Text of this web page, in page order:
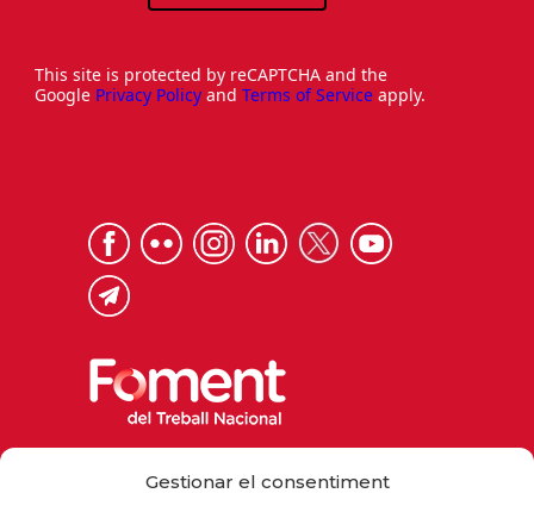
Gestionar el consentiment
This site is protected by reCAPTCHA and the
Google Privacy Policy and Terms of Service apply.